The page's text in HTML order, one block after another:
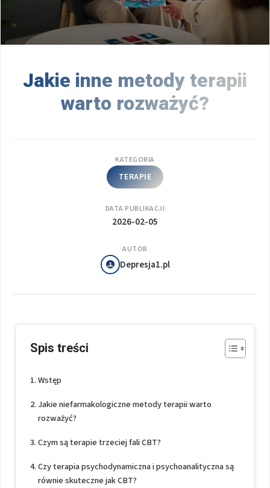
Jakie inne metody terapii
warto rozważyć?
KATEGORIA
TERAPIE
DATA PUBLIKACJI
2026-02-05
AUTOR
Depresja1.pl
Spis treści
Wstęp
Jakie niefarmakologiczne metody terapii warto
rozważyć?
Czym są terapie trzeciej fali CBT?
Czy terapia psychodynamiczna i psychoanalityczna są
równie skuteczne jak CBT?